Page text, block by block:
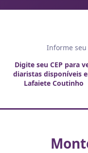
Informe seu
Digite seu CEP para
diaristas disponíveis
Lafaiete Coutinho